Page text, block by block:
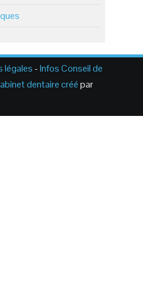
légales -Infos Conseil de
dentaire créépar